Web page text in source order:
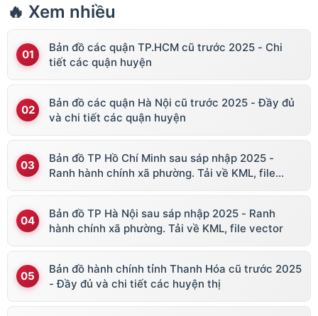
🔥 Xem nhiều
Bản đồ các quận TP.HCM cũ trước 2025 - Chi
tiết các quận huyện
Bản đồ các quận Hà Nội cũ trước 2025 - Đầy đủ
và chi tiết các quận huyện
Bản đồ TP Hồ Chí Minh sau sáp nhập 2025 -
Ranh hành chính xã phường. Tải về KML, file
Bản đồ TP Hà Nội sau sáp nhập 2025 - Ranh
hành chính xã phường. Tải về KML, file vector
Bản đồ hành chính tỉnh Thanh Hóa cũ trước 2025
- Đầy đủ và chi tiết các huyện thị